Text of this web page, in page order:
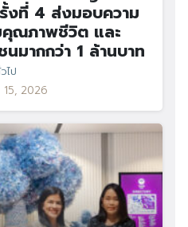
ที่ 4 ส่งมอบความ
ณภาพชีวิต และ
นมากกว่า 1 ล้านบาท
ไป
15, 2026